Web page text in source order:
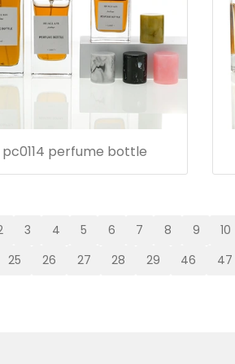
pc0114 perfume bottle
3 4 5 6 7 8 9 10
25
26 27 28 29 46 47